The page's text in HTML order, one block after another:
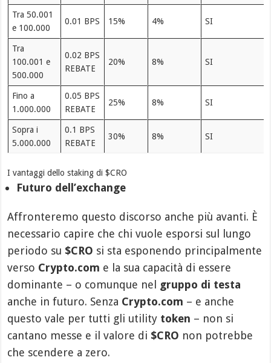
Tra 50.001
e 100.000
0.01 BPS 15% 4% SI
Tra
100.001 e
500.000
0.02 BPS
REBATE
20% 8% SI
Fino a
1.000.000
0.05 BPS
REBATE
25% 8% SI
Sopra i
5.000.000
0.1 BPS
REBATE
30% 8% SI
I vantaggi dello staking di $CRO
Futuro dell’exchange
Affronteremo questo discorso anche più avanti. È
necessario capire che chi vuole esporsi sul lungo
periodo su $CRO si sta esponendo principalmente
verso Crypto.com e la sua capacità di essere
dominante – o comunque nel gruppo di testa
anche in futuro. Senza Crypto.com – e anche
questo vale per tutti gli utility token – non si
cantano messe e il valore di $CRO non potrebbe
che scendere a zero.